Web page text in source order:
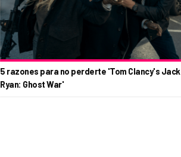
5 razones para no perderte 'Tom Clancy's Jack
Ryan: Ghost War'